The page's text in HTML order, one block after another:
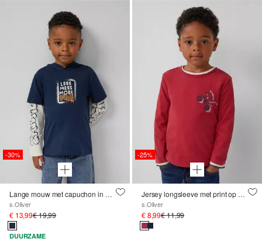
-30%
Lange mouw met capuchon in dubbellaagse look
s.Oliver
€ 13,99€ 19,99
DUURZAME
-25%
Jersey longsleeve met print op voorkant
s.Oliver
€ 8,99€ 11,99